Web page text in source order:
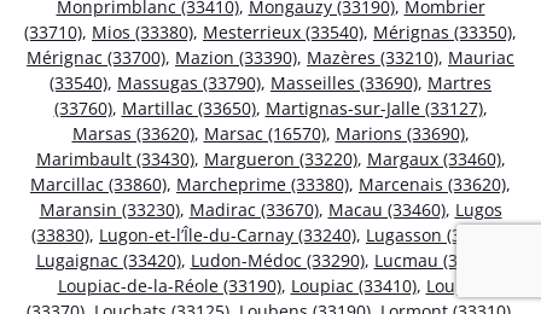
Monprimblanc (33410), Mongauzy (33190), Mombrier
(33710), Mios (33380), Mesterrieux (33540), Mérignas (33350),
Mérignac (33700), Mazion (33390), Mazères (33210), Mauriac
(33540), Massugas (33790), Masseilles (33690), Martres
(33760), Martillac (33650), Martignas-sur-Jalle (33127),
Marsas (33620), Marsac (16570), Marions (33690),
Marimbault (33430), Margueron (33220), Margaux (33460),
Marcillac (33860), Marcheprime (33380), Marcenais (33620),
Maransin (33230), Madirac (33670), Macau (33460), Lugos
(33830), Lugon-et-l’Île-du-Carnay (33240), Lugasson (33760)
Lugaignac (33420), Ludon-Médoc (33290), Lucmau (33840)
Loupiac-de-la-Réole (33190), Loupiac (33410), Loupes